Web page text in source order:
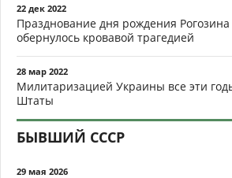
22 дек 2022
Празднование дня рождения
обернулось кровавой трагедией
28 мар 2022
Милитаризацией Украины все эти
Штаты
БЫВШИЙ СССР
29 мая 2026